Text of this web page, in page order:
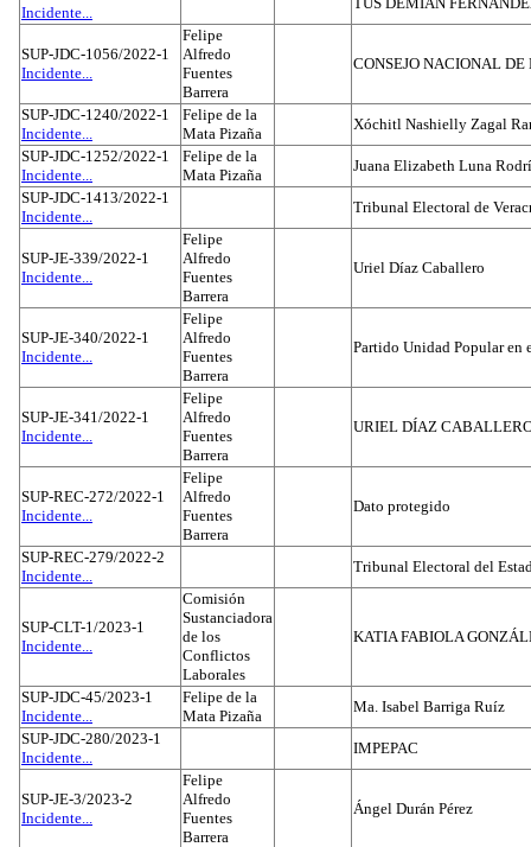
Incidente...
SUP-JDC-1056/2022-1
Incidente...
Felipe
Alfredo
Fuentes
Barrera
CONSEJO NACIONAL
SUP-JDC-1240/2022-1
Incidente...
Felipe de la
Mata Pizaña
Xóchitl Nashielly Zagal
SUP-JDC-1252/2022-1
Incidente...
Felipe de la
Mata Pizaña
Juana Elizabeth Luna
SUP-JDC-1413/2022-1
Incidente...
Tribunal Electoral de
SUP-JE-339/2022-1
Incidente...
Felipe
Alfredo
Fuentes
Barrera
Uriel Díaz Caballero
SUP-JE-340/2022-1
Incidente...
Felipe
Alfredo
Fuentes
Barrera
Partido Unidad Popular en
SUP-JE-341/2022-1
Incidente...
Felipe
Alfredo
Fuentes
Barrera
URIEL DÍAZ
SUP-REC-272/2022-1
Incidente...
Felipe
Alfredo
Fuentes
Barrera
Dato protegido
SUP-REC-279/2022-2
Incidente...
Tribunal Electoral del
SUP-CLT-1/2023-1
Incidente...
Comisión
Sustanciadora
de los
Conflictos
Laborales
KATIA FABIOLA
SUP-JDC-45/2023-1
Incidente...
Felipe de la
Mata Pizaña
Ma. Isabel Barriga Ruíz
SUP-JDC-280/2023-1
Incidente...
IMPEPAC
SUP-JE-3/2023-2
Incidente...
Felipe
Alfredo
Fuentes
Barrera
Ángel Durán Pérez